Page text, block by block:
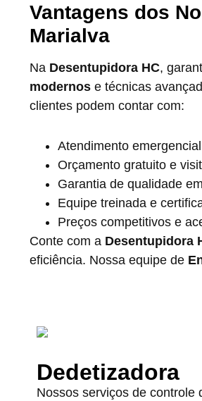
Vantagens dos
Marialva
Na Desentupidora HC,
modernos e técnicas
clientes podem contar com:
Atendimento
Orçamento gratuito e
Garantia de qualidade
Equipe treinada e
Preços competitivos e
Conte com a Desentupidora
eficiência. Nossa equipe de
Dedetizadora
Nossos serviços de controle